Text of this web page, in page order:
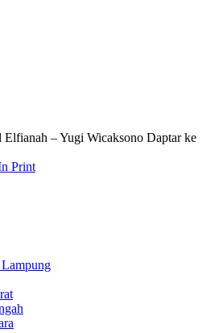
– Yugi Wicaksono Daptar ke
Print